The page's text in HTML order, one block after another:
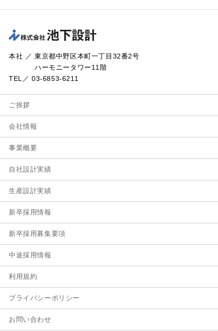
本社 ／ 東京都中野区本町一丁目32番2号
ハーモニータワー11階
TEL／ 03-6853-6211
ご挨拶
会社情報
事業概要
自社設計実績
生産設計実績
新卒採用情報
新卒採用募集要項
中途採用情報
利用規約
プライバシーポリシー
お問い合わせ